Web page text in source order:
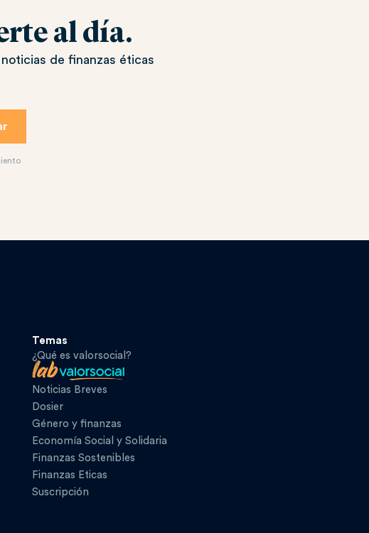
al día.
de finanzas éticas
Temas
¿Qué es valorsocial?
Noticias Breves
Dosier
Género y finanzas
Economía Social y Solidaria
Finanzas Sostenibles
Finanzas Eticas
Suscripción